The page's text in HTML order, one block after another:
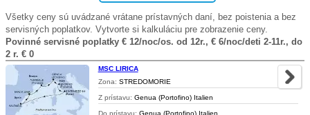
Všetky ceny sú uvádzané vrátane prístavných daní, bez poistenia a bez
servisných poplatkov. Vytvorte si kalkuláciu pre zobrazenie ceny.
Povinné servisné poplatky € 12/noc/os. od 12r., € 6/noc/deti 2-11r., do
2 r. € 0
MSC LIRICA
Zona: STREDOMORIE
Z prístavu: Genua (Portofino) Italien
Do prístavu: Genua (Portofino) Italien